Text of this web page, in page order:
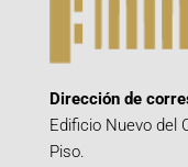
Dirección de
Edificio Nuevo del
Piso.